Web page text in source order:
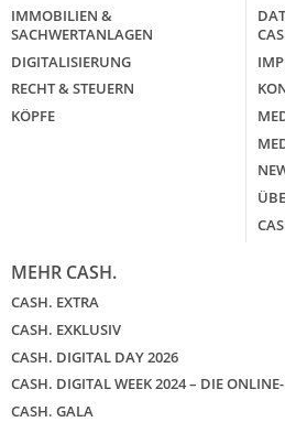
IMMOBILIEN &
SACHWERTANLAGEN
DIGITALISIERUNG
RECHT & STEUERN
KÖPFE
MEHR CASH.
CASH. EXTRA
CASH. EXKLUSIV
CASH. DIGITAL DAY 2026
CASH. DIGITAL WEEK 2024 – DIE
CASH. GALA